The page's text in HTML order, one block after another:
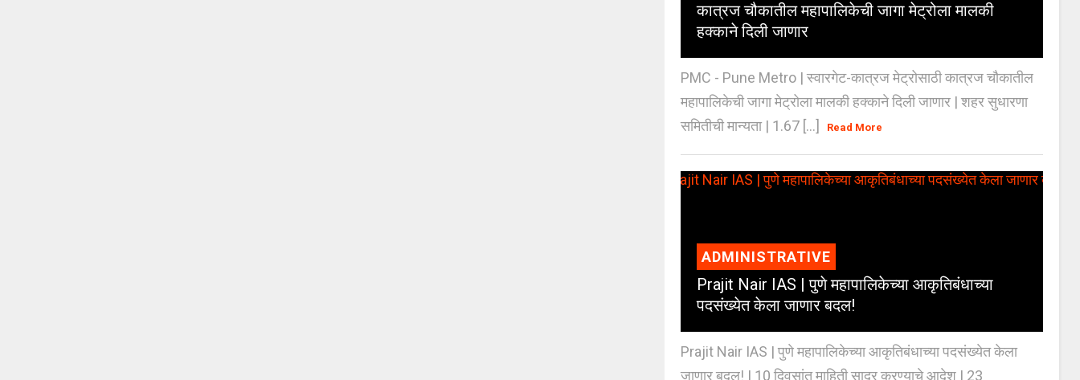
कात्रज चौकातील महापालिकेची जागा मेट्रोला मालकी
हक्काने दिली जाणार
PMC - Pune Metro | स्वारगेट-कात्रज मेट्रोसाठी कात्रज चौकातील
महापालिकेची जागा मेट्रोला मालकी हक्काने दिली जाणार | शहर सुधारणा
समितीची मान्यता | 1.67 [...]
Read More
ADMINISTRATIVE
Prajit Nair IAS | पुणे महापालिकेच्या आकृतिबंधाच्या
पदसंख्येत केला जाणार बदल!
Prajit Nair IAS | पुणे महापालिकेच्या आकृतिबंधाच्या पदसंख्येत केला
जाणार बदल! | 10 दिवसांत माहिती सादर करण्याचे आदेश | 23